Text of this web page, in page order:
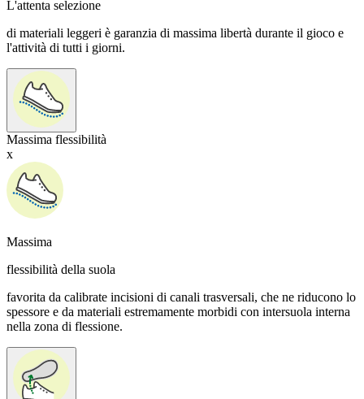
L'attenta selezione
di materiali leggeri è garanzia di massima libertà durante il gioco e
l'attività di tutti i giorni.
Massima flessibilità
x
Massima
flessibilità della suola
favorita da calibrate incisioni di canali trasversali, che ne riducono lo
spessore e da materiali estremamente morbidi con intersuola interna
nella zona di flessione.